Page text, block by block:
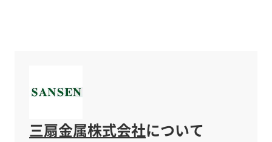
お聞かせください。
○ウォームホワイト
三扇金属株式会社について